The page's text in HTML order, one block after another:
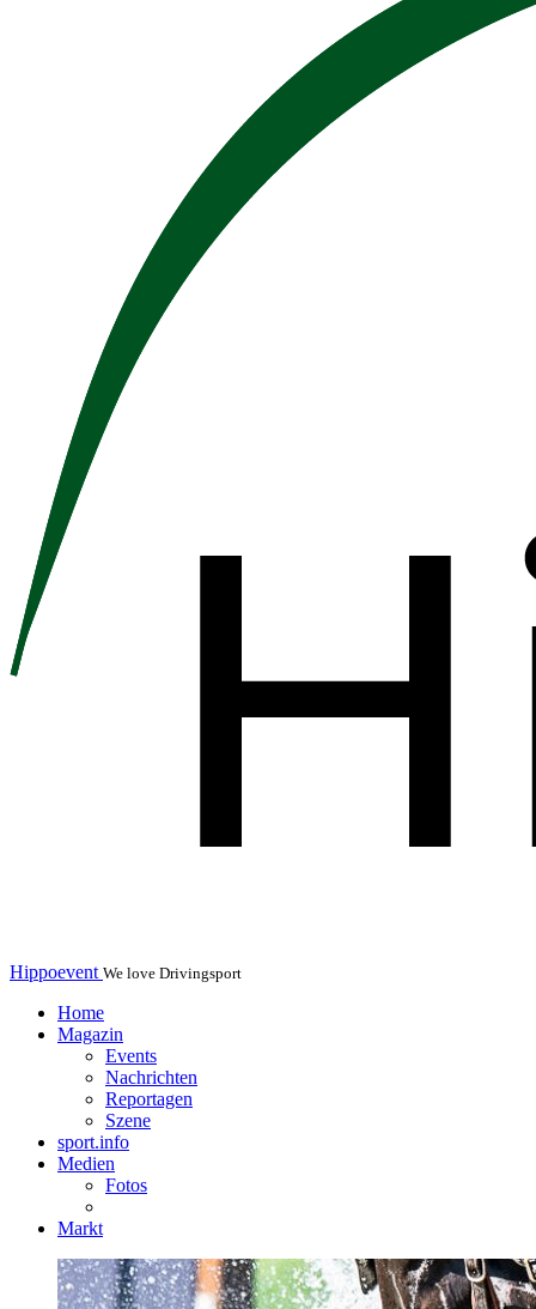
Hippoevent We love Drivingsport
Home
Magazin
Events
Nachrichten
Reportagen
Szene
sport.info
Medien
Fotos
Markt